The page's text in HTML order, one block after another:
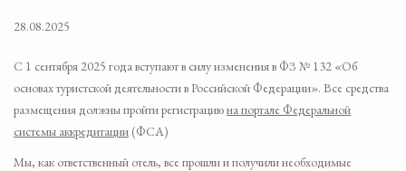
28.08.2025
С 1 сентября 2025 года вступают в силу изменения в ФЗ № 132 «Об
основах туристской деятельности в Российской Федерации». Все средства
размещения должны пройти регистрациюна портале Федеральной
системы аккредитации (ФСА)
Мы, как ответственный отель, все прошли и получили необходимые